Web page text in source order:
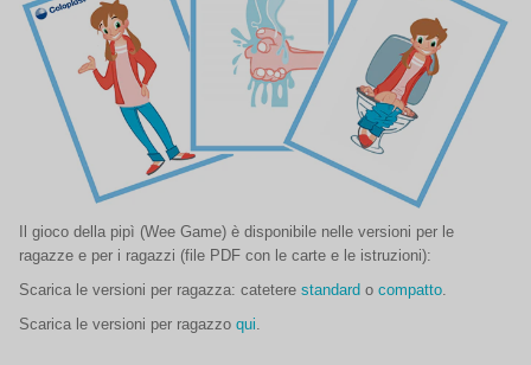
Il gioco della pipì (Wee Game) è disponibile nelle versioni per le
ragazze e per i ragazzi (file PDF con le carte e le istruzioni):
Scarica le versioni per ragazza: catetere standard o compatto
Scarica le versioni per ragazzo qui